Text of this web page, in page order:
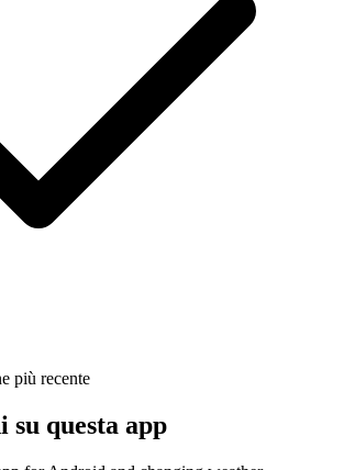
più recente
questa app